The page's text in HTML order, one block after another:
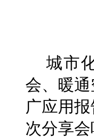
城市化
会、暖
广应用
次分享